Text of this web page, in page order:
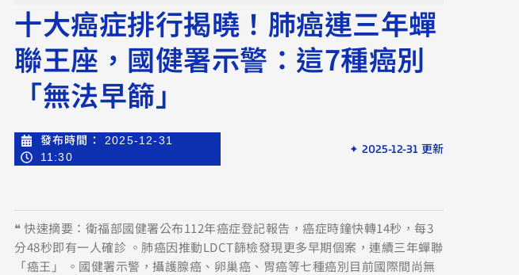
十大癌症排行揭曉！肺癌連三年蟬
聯王座，國健署示警：這7種癌別
「無法早篩」
發布時間：
2025-12-31
11:30
✦ 2025-12-31 更新
❝ 快速摘要：衛福部國健署公布112年癌症登記報告，癌症時鐘快轉14秒，每3
分48秒即有一人確診 。肺癌因推動LDCT篩檢發現更多早期個案，連續三年蟬聯
「癌王」 。國健署示警，攝護腺癌、卵巢癌、胃癌等七種癌別目前國際間尚無